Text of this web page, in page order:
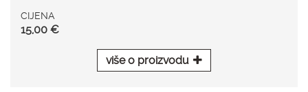
CIJENA
15,00 €
više o proizvodu